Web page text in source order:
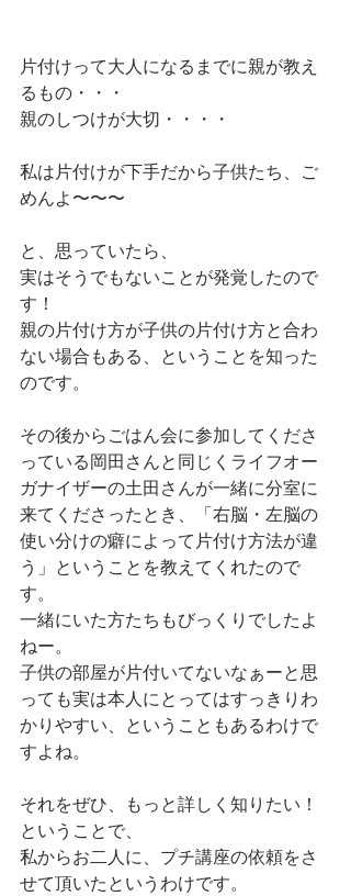
片付けって大人になるまでに親が教え
るもの・・・
親のしつけが大切・・・・
私は片付けが下手だから子供たち、ご
めんよ〜〜〜
と、思っていたら、
実はそうでもないことが発覚したので
す！
親の片付け方が子供の片付け方と合わ
ない場合もある、ということを知った
のです。
その後からごはん会に参加してくださ
っている岡田さんと同じくライフオー
ガナイザーの土田さんが一緒に分室に
来てくださったとき、「右脳・左脳の
使い分けの癖によって片付け方法が違
う」ということを教えてくれたので
す。
一緒にいた方たちもびっくりでしたよ
ねー。
子供の部屋が片付いてないなぁーと思
っても実は本人にとってはすっきりわ
かりやすい、ということもあるわけで
すよね。
それをぜひ、もっと詳しく知りたい！
ということで、
私からお二人に、プチ講座の依頼をさ
せて頂いたというわけです。